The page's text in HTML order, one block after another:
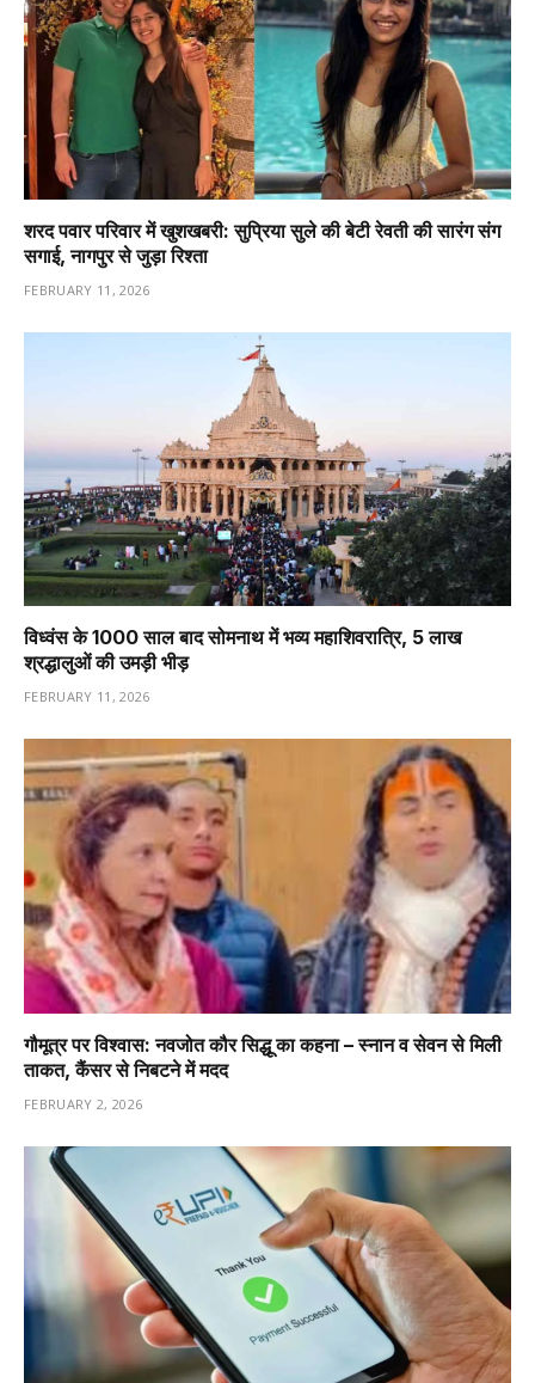
शरद पवार परिवार में खुशखबरी: सुप्रिया सुले की बेटी रेवती की सारंग संग
सगाई, नागपुर से जुड़ा रिश्ता
FEBRUARY 11, 2026
विध्वंस के 1000 साल बाद सोमनाथ में भव्य महाशिवरात्रि, 5 लाख
श्रद्धालुओं की उमड़ी भीड़
FEBRUARY 11, 2026
गौमूत्र पर विश्वास: नवजोत कौर सिद्धू का कहना – स्नान व सेवन से मिली
ताकत, कैंसर से निबटने में मदद
FEBRUARY 2, 2026